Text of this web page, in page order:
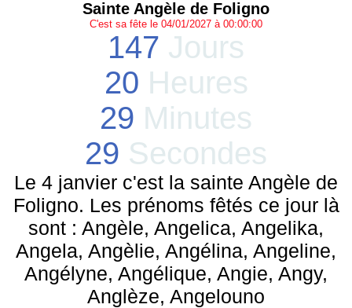
Sainte Angèle de Foligno
C'est sa fête le 04/01/2027 à 00:00:00
147 Jours
20 Heures
29 Minutes
29 Secondes
Le 4 janvier c'est la sainte Angèle de
Foligno. Les prénoms fêtés ce jour là
sont : Angèle, Angelica, Angelika,
Angela, Angèlie, Angélina, Angeline,
Angélyne, Angélique, Angie, Angy,
Anglèze, Angelouno